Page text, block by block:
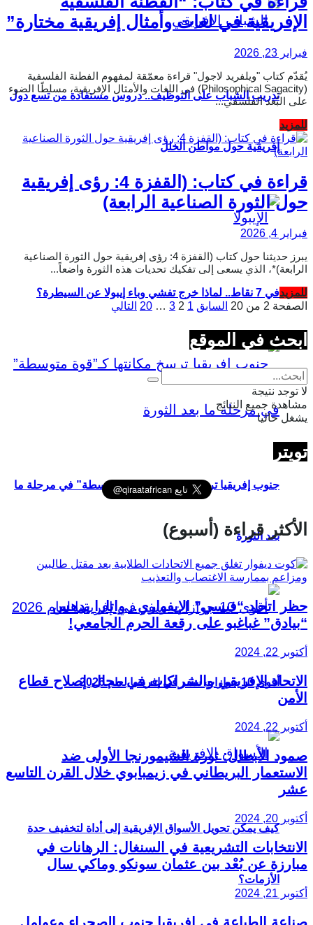
تدريب الشباب على التوظيف.. دروس مستفادة من تسع دول
إفريقية حول مواطن الخلل
في 7 نقاط.. لماذا خرج تفشي وباء إيبولا عن السيطرة؟
جنوب إفريقيا ترسخ مكانتها كـ”قوة متوسطة” في مرحلة ما
بعد الثورة
أقوى 10 جوازات سفر في إفريقيا لعام 2026
كيف يمكن تحويل الأسواق الإفريقية إلى أداة لتخفيف حدة
الأزمات؟
الإفريقية في لغات وأمثال إفريقية مختارة”
فبراير 23, 2026
يُقدّم كتاب "ويلفريد لاجول" قراءة معمّقة لمفهوم الفطنة الفلسفية
(Philosophical Sagacity) في اللغات والأمثال الإفريقية، مسلطًا الضوء
على البُعد الفلسفي...
للمزيدDetails
قراءة في كتاب: (القفزة 4: رؤى إفريقية
حول الثورة الصناعية الرابعة)
فبراير 4, 2026
يبرز حديثنا حول كتاب (القفزة 4: رؤى إفريقية حول الثورة الصناعية
الرابعة)*، الذي يسعى إلى تفكيك تحديات هذه الثورة واضعاً...
للمزيدDetails
الصفحة 2 من 20
السابق 1
2
3
…
20 التالي
ابحث في الموقع
لا توجد نتيجة
مشاهدة جميع النتائج
يشغل حاليا
تويتر
الأكثر قراءة (أسبوع)
حظر اتحاد “فيسي” الإيفواري.. واتارا يدهس
“بيادق” غباغبو على رقعة الحرم الجامعي!
أكتوبر 22, 2024
الاتحاد الإفريقي والشراكات في مجال إصلاح قطاع
الأمن
أكتوبر 22, 2024
صمود الأبطال: ثورة الشيمورنجا الأولى ضد
الاستعمار البريطاني في زيمبابوي خلال القرن التاسع
عشر
أكتوبر 20, 2024
الانتخابات التشريعية في السنغال: الرهانات في
مبارزة عن بُعْد بين عثمان سونكو وماكي سال
أكتوبر 21, 2024